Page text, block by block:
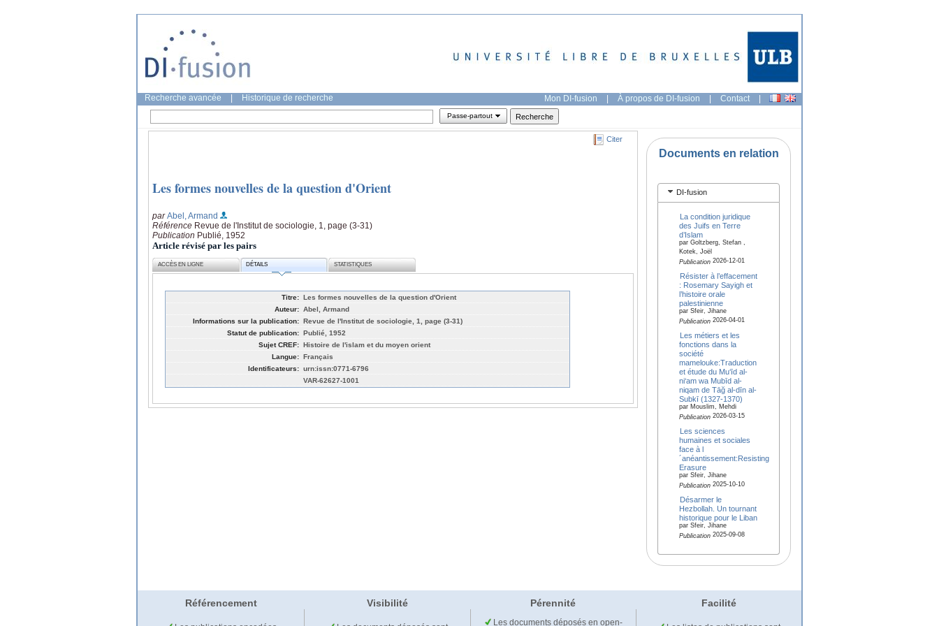
Recherche avancée Historique de recherche Mon DI-fusion | À propos de DI-fusion | Contact |
Passe-partout
Citer
Les formes nouvelles de la question d'Orient
parAbel, Armand
Référence Revue de l'Institut de sociologie, 1, page (3-31)
Publication Publié, 1952
Article révisé par les pairs
ACCÈS EN LIGNE DÉTAILS STATISTIQUES
Titre: Les formes nouvelles de la question d'Orient
Auteur: Abel, Armand
Informations sur la publication: Revue de l'Institut de sociologie, 1, page (3-31)
Statut de publication: Publié, 1952
Sujet CREF: Histoire de l'islam et du moyen orient
Langue: Français
Identificateurs: urn:issn:0771-6796
VAR-62627-1001
Documents en relation
DI-fusion
La condition juridique
des Juifs en Terre
d’Islam
par Goltzberg, Stefan ,
Kotek, Joël
Publication2026-12-01
Résister à l’effacement
: Rosemary Sayigh et
l’histoire orale
palestinienne
par Sfeir, Jihane
Publication2026-04-01
Les métiers et les
fonctions dans la
société
mamelouke:Traduction
et étude du Mu‘īd al-
ni‘am wa Mubīd al-
niqam de Tāğ al-dīn al-
Subkī (1327-1370)
par Mouslim, Mehdi
Publication2026-03-15
Les sciences
humaines et sociales
face à l
´anéantissement:Resisting
Erasure
par Sfeir, Jihane
Publication2025-10-10
Désarmer le
Hezbollah. Un tournant
historique pour le Liban
par Sfeir, Jihane
Publication2025-09-08
Référencement Visibilité Pérennité Facilité
Les documents déposés en open-